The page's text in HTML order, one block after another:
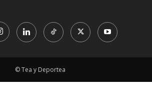
© Tea y Deportea